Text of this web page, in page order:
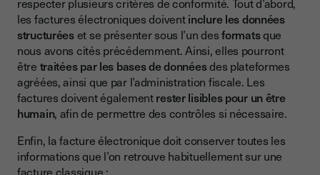
les factures électroniques doiventinclure les données
structuréeset se présenter sous l’un desformatsque
nous avons cités précédemment. Ainsi, elles pourront
être traitées par les bases de donnéesdes plateformes
agréées, ainsi que par l’administration fiscale. Les
factures doivent égalementrester lisibles pour un être
humain, afin de permettre des contrôles si nécessaire.
Enfin, la facture électronique doit conserver toutes les
informations que l’on retrouve habituellement sur une